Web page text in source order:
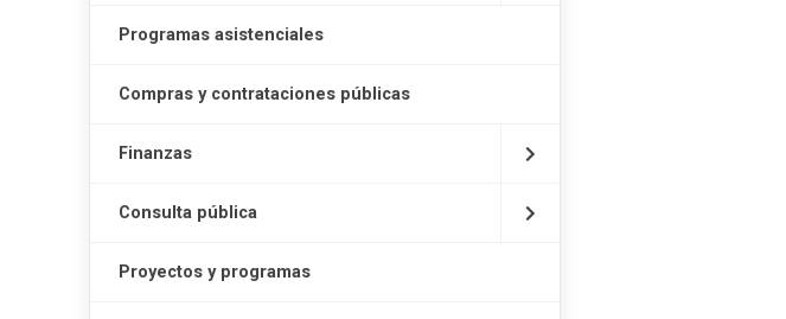
Programas asistenciales
Compras y contrataciones públicas
Finanzas
Consulta pública
Proyectos y programas